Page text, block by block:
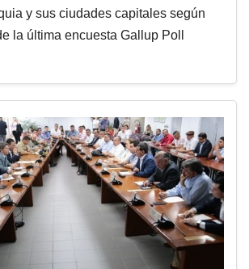
y sus ciudades capitales según
la última encuesta Gallup Poll